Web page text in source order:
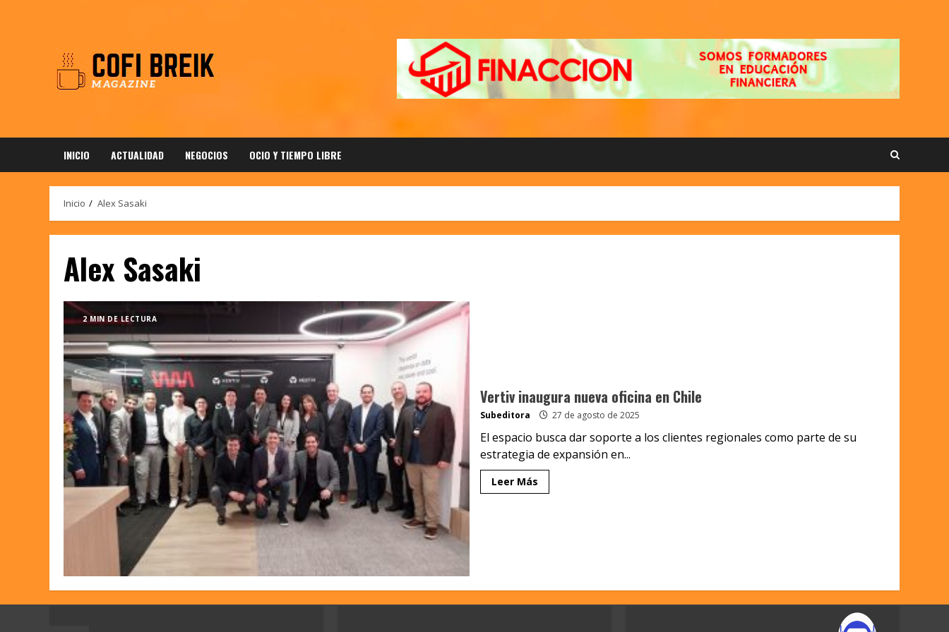
INICIO ACTUALIDAD NEGOCIOS OCIO Y TIEMPO LIBRE
Inicio Alex Sasaki
Alex Sasaki
2 MIN DE LECTURA
Vertiv inaugura nueva oficina en Chile
Subeditora 27 de agosto de 2025
El espacio busca dar soporte a los clientes regionales como parte de su
estrategia de expansión en...
Leer Más